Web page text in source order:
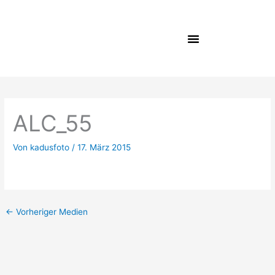
ALC_55
Von kadusfoto /17. März 2015
← Vorheriger Medien